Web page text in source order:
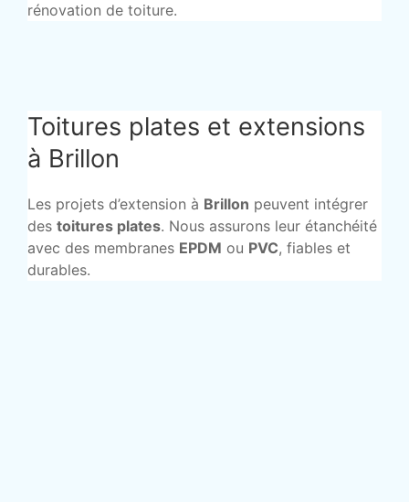
rénovation de toiture.
Toitures plates et extensions
à Brillon
Les projets d’extension à Brillon peuvent intégrer
des toitures plates. Nous assurons leur étanchéité
avec des membranes EPDM ou PVC, fiables et
durables.